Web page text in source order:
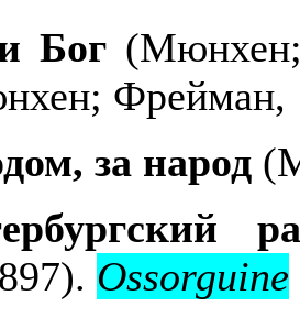
Бог
Фрейман,
за народ
Ossorguine